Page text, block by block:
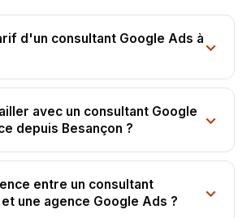
d'un consultant Google Ads à
avec un consultant Google
depuis Besançon ?
entre un consultant
une agence Google Ads ?